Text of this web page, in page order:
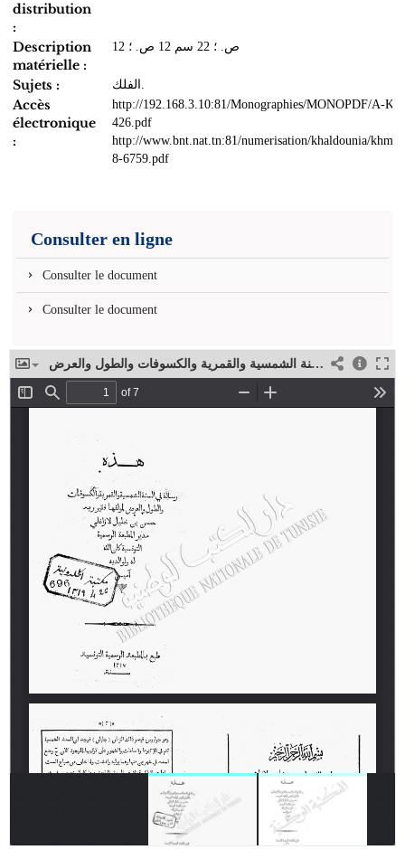
distribution
:
Description
matérielle :
12 ص.‏ ؛ ‏22 سم 12 ص.‏ ؛
Sujets : الفلك.
Accès
électronique
:
http://192.168.3.10:81/Monographies/MONOPDF/A-
426.pdf
http://www.bnt.nat.tn:81/numerisation/khaldounia/
8-6759.pdf
Consulter en ligne
Consulter le document
Consulter le document
رسالة في السنة الشمسية والقمرية والكسوفات والطول والعرض